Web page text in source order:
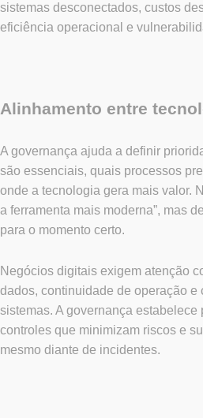
sistemas desconectados, custos
eficiência operacional e
Alinhamento entre
A governança ajuda a definir
são essenciais, quais processos
onde a tecnologia gera mais valor.
a ferramenta mais moderna”, mas
para o momento certo.
Negócios digitais exigem atenção
dados, continuidade de operação e
sistemas. A governança estabelece
controles que minimizam riscos e
mesmo diante de incidentes.